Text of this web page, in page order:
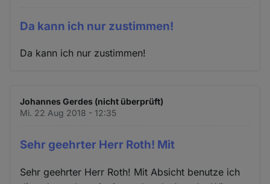
Da kann ich nur zustimmen!
Da kann ich nur zustimmen!
Johannes Gerdes (nicht überprüft)
Mi. 22 Aug 2018 - 12:35
Sehr geehrter Herr Roth! Mit
Sehr geehrter Herr Roth! Mit Absicht benutze ich